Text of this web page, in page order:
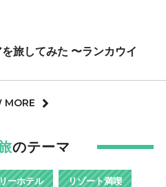
旅してみた 〜ランカウイ
MORE
のテーマ
ーホテル リゾート満喫